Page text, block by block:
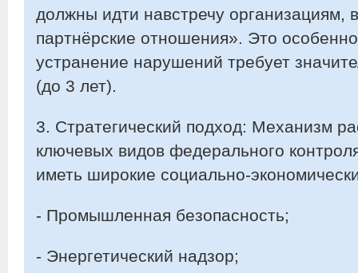
должны идти навстречу организациям,
партнёрские отношения». Это особенно
устранение нарушений требует
(до 3 лет).
3. Стратегический подход: Механизм
ключевых видов федерального
иметь широкие социально-
- Промышленная безопасность;
- Энергетический надзор;